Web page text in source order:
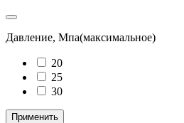
Давление, Мпа(максимальное)
20
25
30
Применить